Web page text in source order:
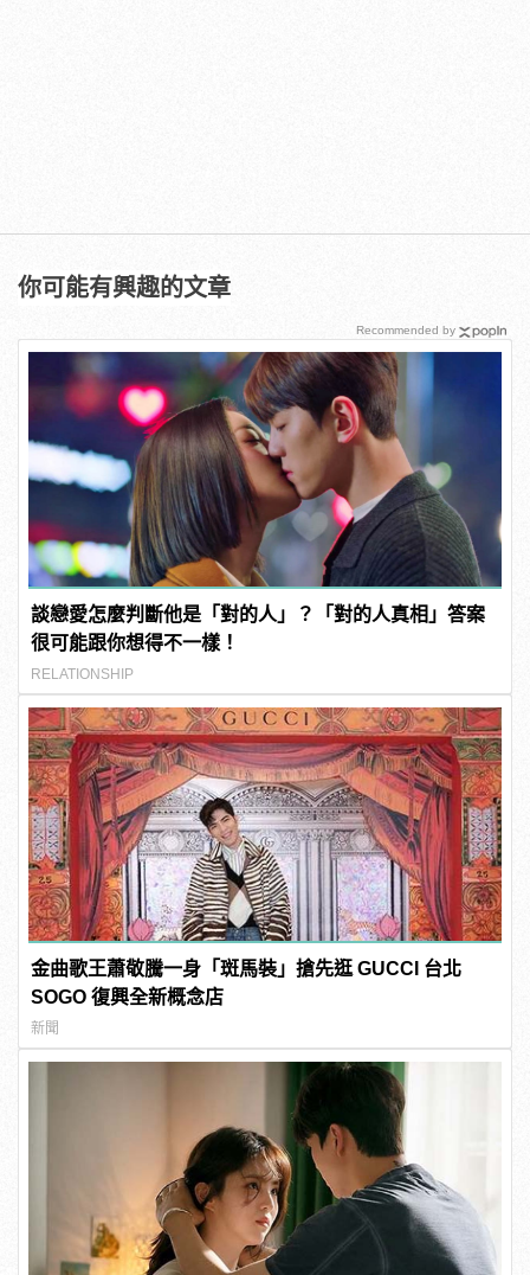
你可能有興趣的文章
談戀愛怎麼判斷他是「對的人」？「對的人真相」答案
很可能跟你想得不一樣！
RELATIONSHIP
金曲歌王蕭敬騰一身「斑馬裝」搶先逛 GUCCI 台北
SOGO 復興全新概念店
新聞
Recommended by